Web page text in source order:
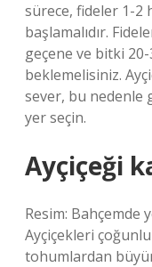
sürece, fideler 1-2
başlamalıdır.
geçene ve bitki
beklemelisiniz.
sever, bu nedenle
yer seçin.
Ayçiçeği
Resim: Bahçemde
Ayçiçekleri
tohumlardan